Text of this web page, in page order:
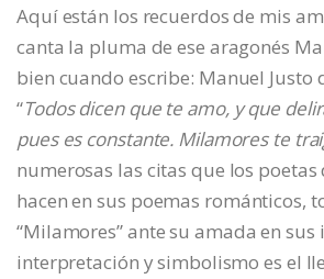
Aquí están los recuerdos de mis
canta la pluma de ese aragonés
bien cuando escribe: Manuel Justo
“Todos dicen que te amo, y que
pues es constante. Milamores te
numerosas las citas que los poetas
hacen en sus poemas románticos,
“Milamores” ante su amada en sus
interpretación y simbolismo es el